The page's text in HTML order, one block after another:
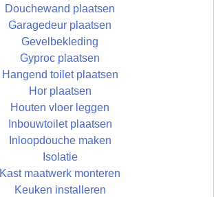
Douchewand plaatsen
Garagedeur plaatsen
Gevelbekleding
Gyproc plaatsen
Hangend toilet plaatsen
Hor plaatsen
Houten vloer leggen
Inbouwtoilet plaatsen
Inloopdouche maken
Isolatie
Kast maatwerk monteren
Keuken installeren